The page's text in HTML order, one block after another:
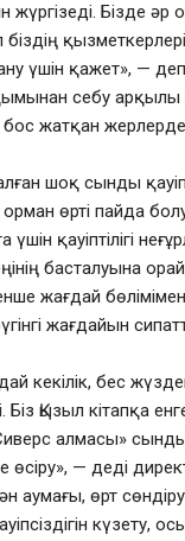
Бізде әр
үшін қажет», — деп
себу
жатқан
шоқ сынды
орман өрті пайда
қауіптілігі
басталуына
жағдай
жағдайын
кекілік, бес
Біз Қызыл кітапқа
алмасы»
— деді
өрт сөндіру
күзету,